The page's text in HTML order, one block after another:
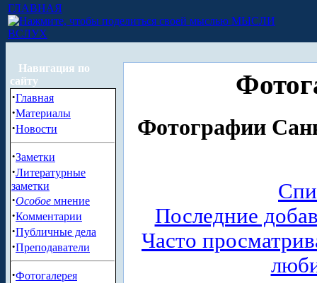
ГЛАВНАЯ
МЫСЛИ
ВСЛУХ
Навигация по
сайту
·Главная
·Материалы
·Новости
·Заметки
·Литературные
заметки
·Особое мнение
·Комментарии
·Публичные дела
·Преподаватели
·Фотогалерея
Фотографии
Последние
Часто